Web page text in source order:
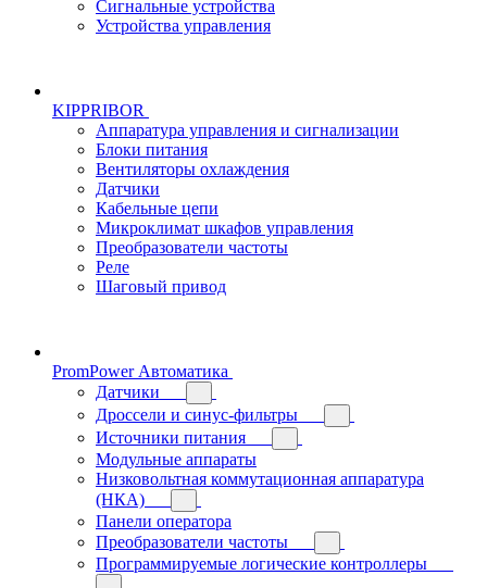
Сигнальные устройства
Устройства управления
KIPPRIBOR
Аппаратура управления и сигнализации
Блоки питания
Вентиляторы охлаждения
Датчики
Кабельные цепи
Микроклимат шкафов управления
Преобразователи частоты
Реле
Шаговый привод
PromPower Автоматика
Датчики
Дроссели и синус-фильтры
Источники питания
Модульные аппараты
Низковольтная коммутационная аппаратура
(НКА)
Панели оператора
Преобразователи частоты
Программируемые логические контроллеры